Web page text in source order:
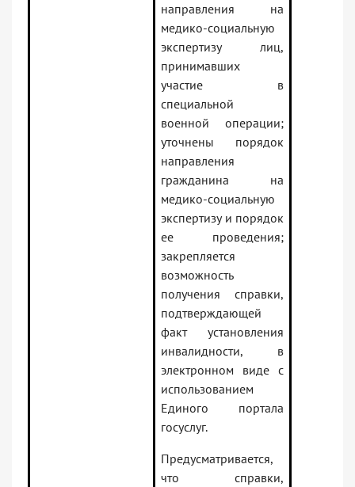
направления на
медико-социальную
экспертизу лиц,
принимавших
участие в
специальной
военной операции;
уточнены порядок
направления
гражданина на
медико-социальную
экспертизу и порядок
ее проведения;
закрепляется
возможность
получения справки,
подтверждающей
факт установления
инвалидности, в
электронном виде с
использованием
Единого портала
госуслуг.
Предусматривается,
что справки,